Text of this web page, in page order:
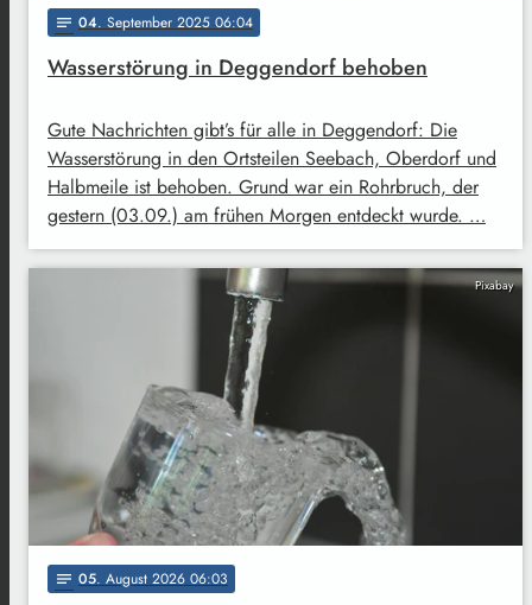
notes 04. September 2025 06:04
Wasserstörung in Deggendorf behoben
Gute Nachrichten gibt’s für alle in Deggendorf: Die
Wasserstörung in den Ortsteilen Seebach, Oberdorf und
Halbmeile ist behoben. Grund war ein Rohrbruch, der
gestern (03.09.) am frühen Morgen entdeckt wurde. …
Pixabay
notes 05. August 2026 06:03